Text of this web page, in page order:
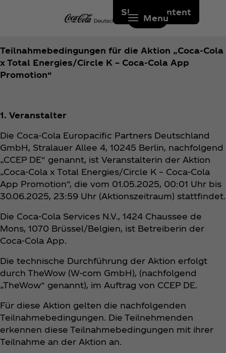
Skip to content
Menu
Teilnahmebedingungen für die Aktion „Coca‑Cola
x Total Energies/Circle K – Coca‑Cola App
Promotion“
1. Veranstalter
Die Coca‑Cola Europacific Partners Deutschland
GmbH, Stralauer Allee 4, 10245 Berlin, nachfolgend
„CCEP DE“ genannt, ist Veranstalterin der Aktion
„Coca‑Cola x Total Energies/Circle K – Coca‑Cola
App Promotion“, die vom 01.05.2025, 00:01 Uhr bis
30.06.2025, 23:59 Uhr (Aktionszeitraum) stattfindet.
Die Coca‑Cola Services N.V., 1424 Chaussee de
Mons, 1070 Brüssel/Belgien, ist Betreiberin der
Coca‑Cola App.
Die technische Durchführung der Aktion erfolgt
durch TheWow (W-com GmbH), (nachfolgend
„TheWow“ genannt), im Auftrag von CCEP DE.
Für diese Aktion gelten die nachfolgenden
Teilnahmebedingungen. Die Teilnehmenden
erkennen diese Teilnahmebedingungen mit ihrer
Teilnahme an der Aktion an.